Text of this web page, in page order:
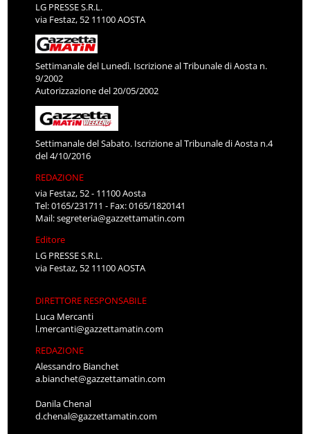
LG PRESSE S.R.L.
via Festaz, 52 11100 AOSTA
Settimanale del Lunedì. Iscrizione al Tribunale di Aosta n.
9/2002
Autorizzazione del 20/05/2002
Settimanale del Sabato. Iscrizione al Tribunale di Aosta n.4
del 4/10/2016
REDAZIONE
via Festaz, 52 - 11100 Aosta
Tel: 0165/231711 - Fax: 0165/1820141
Mail:segreteria@gazzettamatin.com
Editore
LG PRESSE S.R.L.
via Festaz, 52 11100 AOSTA
DIRETTORE RESPONSABILE
Luca Mercanti
l.mercanti@gazzettamatin.com
REDAZIONE
Alessandro Bianchet
a.bianchet@gazzettamatin.com
Danila Chenal
d.chenal@gazzettamatin.com